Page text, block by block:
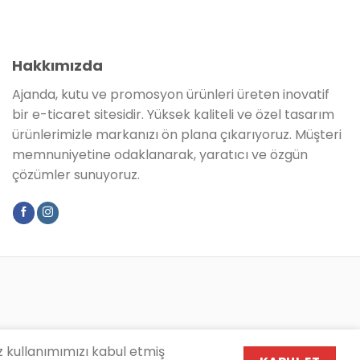
Hakkımızda
Ajanda, kutu ve promosyon ürünleri üreten inovatif
bir e-ticaret sitesidir. Yüksek kaliteli ve özel tasarım
ürünlerimizle markanızı ön plana çıkarıyoruz. Müşteri
memnuniyetine odaklanarak, yaratıcı ve özgün
çözümler sunuyoruz.
kabul etmiş